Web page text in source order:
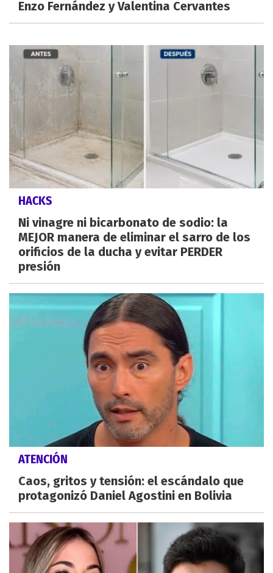
Enzo Fernández y Valentina Cervantes
HACKS
Ni vinagre ni bicarbonato de sodio: la
MEJOR manera de eliminar el sarro de los
orificios de la ducha y evitar PERDER
presión
ATENCIÓN
Caos, gritos y tensión: el escándalo que
protagonizó Daniel Agostini en Bolivia